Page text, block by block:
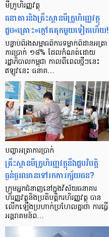
មីក្រូ​ហិរញ្ញវត្ថុ
ធនាគារ​និង​គ្រឹះស្ថាន​មីក្រូ​ហិរញ្ញវត្ថុ​
ជួប«គ្រោះ»ក្តៅ​គគុក​មួយ​ទៀត​ហើយ!
បន្ទាប់​ពី​រង​សម្ពាធ​​ពី​ការ​ទម្លាក់​ពិដាន​អត្រា​
ការ​ប្រាក់ ១៨​% ដែល​កំណត់​ដោយ​
រដ្ឋាភិបាល​កម្ពុជា កាល​ពី​ពេល​ថ្មីៗ​នេះ
ឥឡូវ​នេះ ធនាគ…
បញ្ហា​អត្រា​ការប្រាក់
គ្រឹះស្ថាន​មីក្រូ​ហិរញ្ញវត្ថុ​នឹង​ជួប​វិបត្តិ​
ធ្ងន់ធ្ងរ​ឈាន​ទៅ​រក​ការ​ក្ស័យធន?
ក្រុម​អ្នក​ជំនាញ​នៅ​ក្នុង​វិស័យ​ធនាគារ
ហិរញ្ញវត្ថុ​និង​ប្រតិបត្តិករ​ហិរញ្ញ​វត្ថុ បាន​​
លើក​ឡើង​ប្រហាក់​ប្រហែល​គ្នា​ថា ការ​ធ្វើ​
អន្តរាគមន៍​ព…